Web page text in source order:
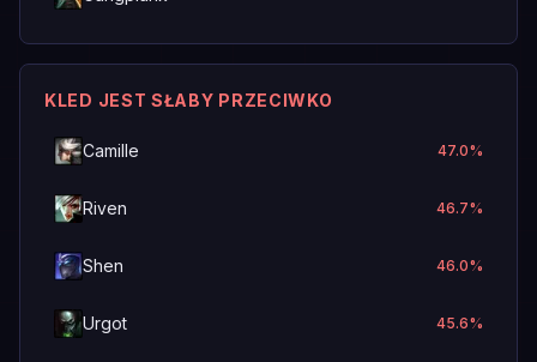
KLED JEST SŁABY PRZECIWKO
Camille 47.0%
Riven 46.7%
Shen 46.0%
Urgot 45.6%